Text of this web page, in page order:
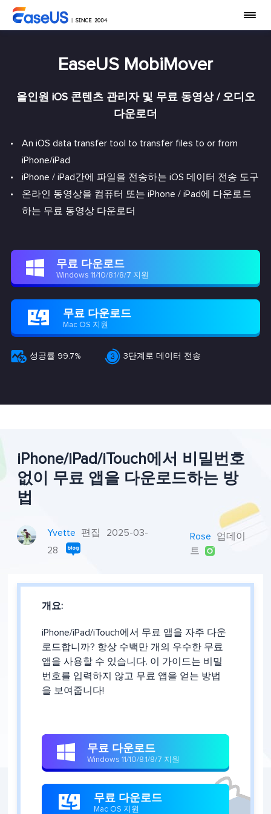
EaseUS MobiMover
올인원 iOS 콘텐츠 관리자 및 무료 동영상 / 오디오
다운로더
An iOS data transfer tool to transfer files to or from
iPhone/iPad
iPhone / iPad간에 파일을 전송하는 iOS 데이터 전송 도구
온라인 동영상을 컴퓨터 또는 iPhone / iPad에 다운로드
하는 무료 동영상 다운로더
 무료 다운로드
Windows 11/10/8.1/8/7 지원
 무료 다운로드
Mac OS 지원
 성공률 99.7%  3단계로 데이터 전송
iPhone/iPad/iTouch에서 비밀번호
없이 무료 앱을 다운로드하는 방
법
Yvette 편집
2025-03-
28
Rose
업데이
트

개요:
iPhone/iPad/iTouch에서 무료 앱을 자주 다운
로드합니까? 항상 수백만 개의 우수한 무료
앱을 사용할 수 있습니다. 이 가이드는 비밀
번호를 입력하지 않고 무료 앱을 얻는 방법
을 보여줍니다!
 무료 다운로드
Windows 11/10/8.1/8/7 지원
 무료 다운로드
Mac OS 지원